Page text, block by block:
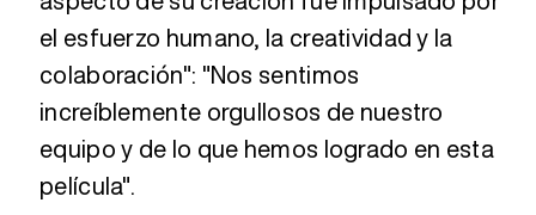
el esfuerzo humano, la creatividad y la
colaboración": "Nos sentimos
increíblemente orgullosos de nuestro
equipo y de lo que hemos logrado en esta
película".